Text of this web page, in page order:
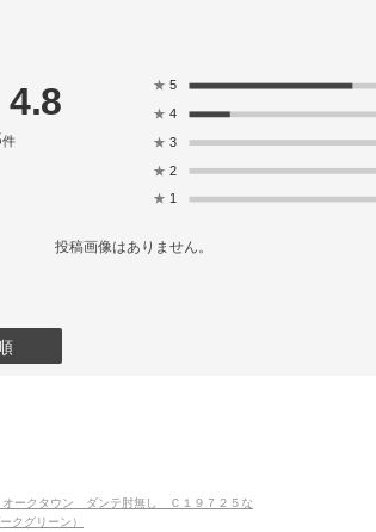
4.8
件
★ 5
★ 4
★ 3
★ 2
★ 1
投稿画像はありません。
オークタウン ダンテ肘無し Ｃ１９７２５な
クグリーン）